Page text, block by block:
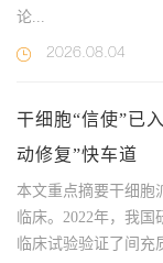
论...
2026.08.04
干细胞“信使”已
动修复”快车道
本文重点摘要干细
临床。2022年，我国
临床试验验证了间